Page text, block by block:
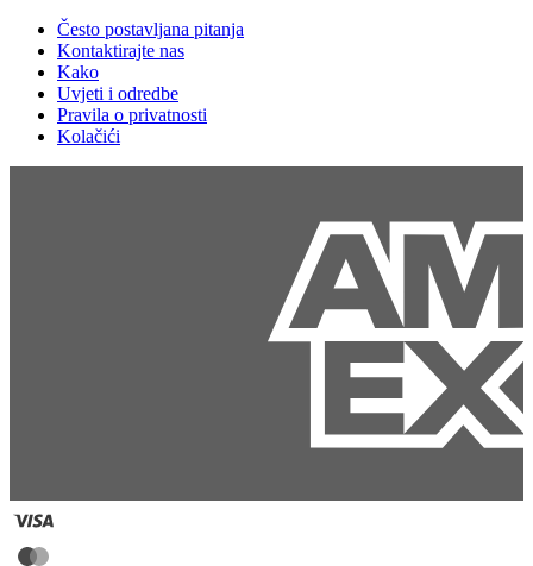
Često postavljana pitanja
Kontaktirajte nas
Kako
Uvjeti i odredbe
Pravila o privatnosti
Kolačići